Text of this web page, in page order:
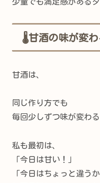
🌡甘酒の味が変
甘酒は、
同じ作り方でも
毎回少しずつ味が変わ
私も最初は、
「今日は甘い！」
「今日はちょっと違うか